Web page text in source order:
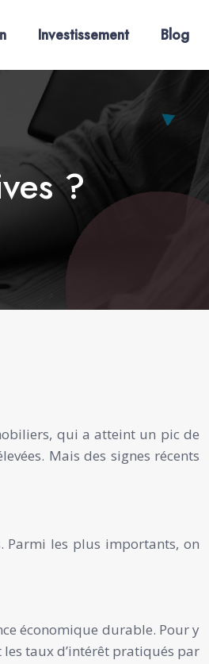
Investissement Blog
?
qui a atteint un pic de
Mais des signes récents
Parmi les plus importants, on
économique durable. Pour y
taux d’intérêt pratiqués par